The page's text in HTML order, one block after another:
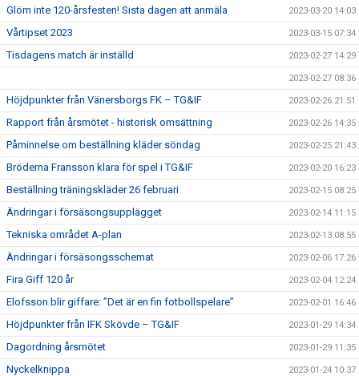
Glöm inte 120-årsfesten! Sista dagen att anmäla 2023-03-20 14:03
Vårtipset 2023 2023-03-15 07:34
Tisdagens match är inställd 2023-02-27 14:29
2023-02-27 08:36
Höjdpunkter från Vänersborgs FK – TG&IF 2023-02-26 21:51
Rapport från årsmötet - historisk omsättning 2023-02-26 14:35
Påminnelse om beställning kläder söndag 2023-02-25 21:43
Bröderna Fransson klara för spel i TG&IF 2023-02-20 16:23
Beställning träningskläder 26 februari 2023-02-15 08:25
Ändringar i försäsongsupplägget 2023-02-14 11:15
Tekniska området A-plan 2023-02-13 08:55
Ändringar i försäsongsschemat 2023-02-06 17:26
Fira Giff 120 år 2023-02-04 12:24
Elofsson blir giffare: ”Det är en fin fotbollspelare” 2023-02-01 16:46
Höjdpunkter från IFK Skövde – TG&IF 2023-01-29 14:34
Dagordning årsmötet 2023-01-29 11:35
Nyckelknippa 2023-01-24 10:37